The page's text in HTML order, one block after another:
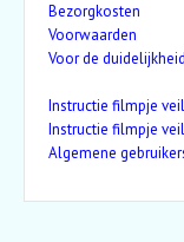
Bezorgkosten
Voorwaarden
Voor de duidelijkheid
Instructie filmpje
Instructie filmpje
Algemene